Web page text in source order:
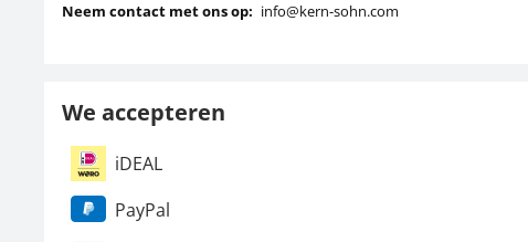
Neem contact met ons op: info@kern-sohn.com
We accepteren
iDEAL
PayPal